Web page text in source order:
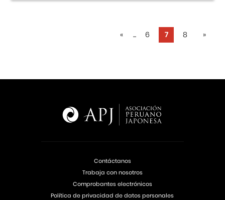
« ... 6 7 8 »
Contáctanos
Trabaja con nosotros
Comprobantes electrónicos
Política de privacidad de datos personales